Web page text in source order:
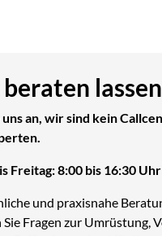
uns an, wir sind kein
Freitag: 8:00 bis 16:30 Uhr
und praxisnahe
Sie Fragen zur Umrüstung,